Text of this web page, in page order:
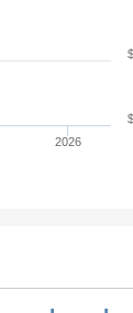
2026